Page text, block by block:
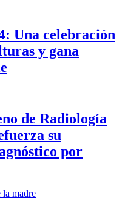
Una celebración
y gana
de Radiología
su
por